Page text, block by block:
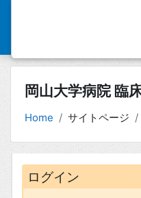
岡山大学病院 臨
Home サイトページ
ブロック
ログイン をスキップする
ログイン